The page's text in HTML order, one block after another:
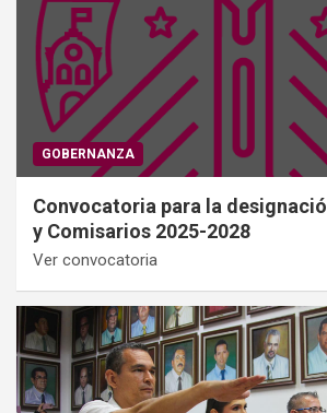
GOBERNANZA
Convocatoria para la
y Comisarios 2025-2028
Ver convocatoria